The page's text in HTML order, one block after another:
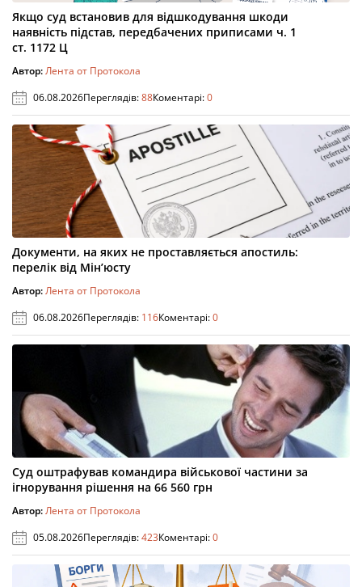
Якщо суд встановив для відшкодування шкоди
наявність підстав, передбачених приписами ч. 1
ст. 1172 Ц
Автор:Лента от Протокола
06.08.2026Переглядів:88Коментарі:0
Документи, на яких не проставляється апостиль:
перелік від Мін’юсту
Автор:Лента от Протокола
06.08.2026Переглядів: 116Коментарі:0
Суд оштрафував командира військової частини за
ігнорування рішення на 66 560 грн
Автор:Лента от Протокола
05.08.2026Переглядів:423Коментарі:0